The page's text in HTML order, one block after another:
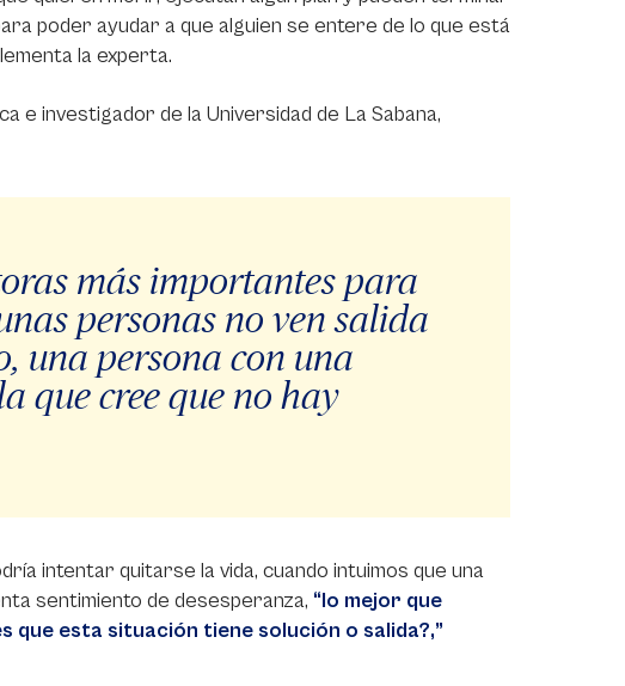
poder ayudar a que alguien se entere de lo que está
la experta.
e investigador de la Universidad de La Sabana,
más importantes para
personas no ven salida
una persona con una
que cree que no hay
intentar quitarse la vida, cuando intuimos que una
sentimiento de desesperanza, “lo mejor que
que esta situación tiene solución o salida?,”